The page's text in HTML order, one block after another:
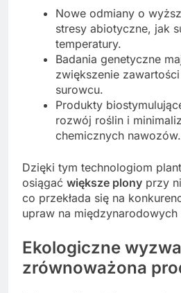
Nowe odmiany o
stresy abiotyczne, jak
temperatury.
Badania genetyczne
zwiększenie
surowcu.
Produkty
rozwój roślin i
chemicznych nawozów.
Dzięki tym technologiom
osiągać większe plony przy
co przekłada się na
upraw na międzynarodowych
Ekologiczne
zrównoważona